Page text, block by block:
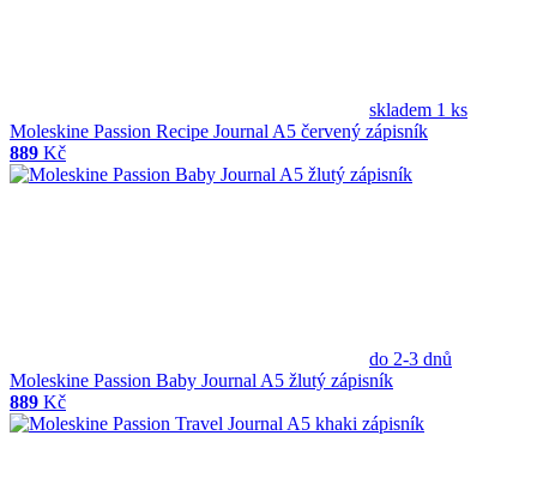
skladem 1 ks
Moleskine Passion Recipe Journal A5 červený zápisník
889 Kč
do 2-3 dnů
Moleskine Passion Baby Journal A5 žlutý zápisník
889 Kč